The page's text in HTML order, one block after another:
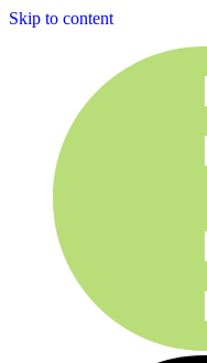
Skip to content